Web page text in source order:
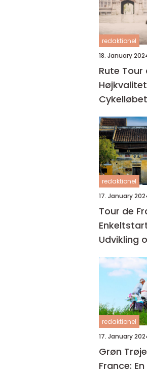
redaktionel
18. January
Rute Tour
redaktionel
17. January
Tour de
Udvikling
redaktionel
17. January
Grøn
France: